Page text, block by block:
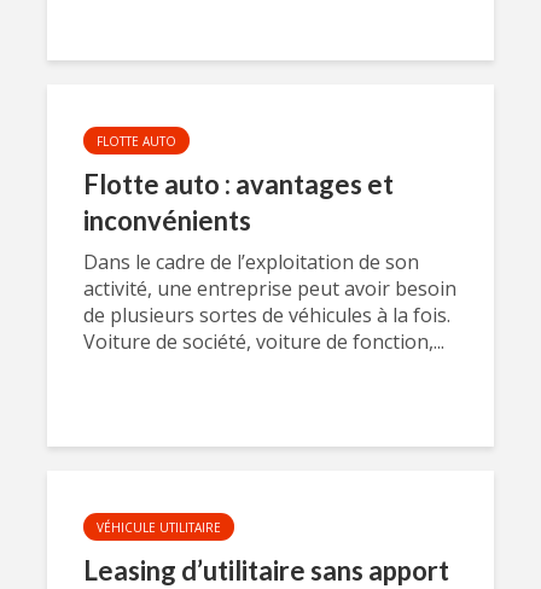
FLOTTE AUTO
Flotte auto : avantages et
inconvénients
Dans le cadre de l’exploitation de son
activité, une entreprise peut avoir besoin
de plusieurs sortes de véhicules à la fois.
Voiture de société, voiture de fonction,...
VÉHICULE UTILITAIRE
Leasing d’utilitaire sans apport